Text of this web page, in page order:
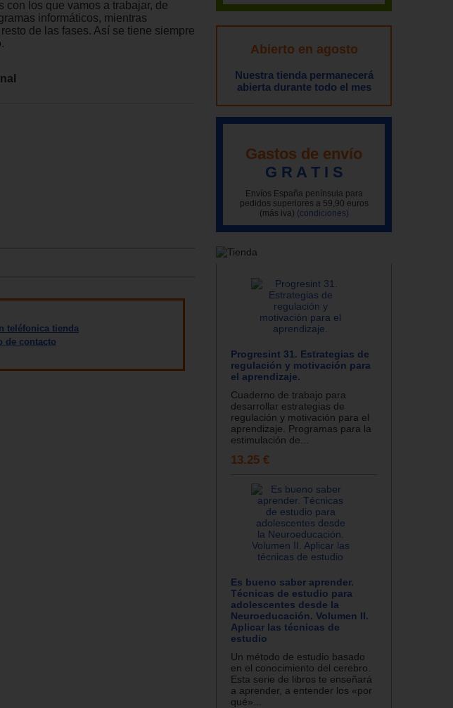
los que vamos a trabajar, de
informáticos, mientras
de las fases. Así se tiene siempre
Abierto en agosto
Nuestra tienda permanecerá
abierta durante todo el mes
Gastos de envío
G R A T I S
Envíos España península para
pedidos superiores a 59,90 euros
(más iva) (condiciones)
Progresint 31. Estrategias de
regulación y motivación para
el aprendizaje.
Cuaderno de trabajo para
desarrollar estrategias de
regulación y motivación para el
aprendizaje. Programas para la
estimulación de...
13.25 €
Es bueno saber aprender.
Técnicas de estudio para
adolescentes desde la
Neuroeducación. Volumen II.
Aplicar las técnicas de
estudio
Un método de estudio basado
en el conocimiento del cerebro.
Esta serie de libros te enseñará
a aprender, a entender los «por
qué»...